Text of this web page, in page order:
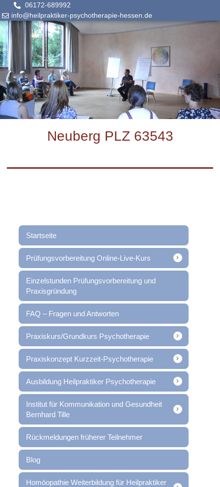
06172-689992
info@heilpraktiker-psychotherapie-hessen.de
Neuberg PLZ 63543
Startseite
Prüfungsvorbereitung Online-Live-Kurs
Einzelstunden Prüfungsvorbereitung und
Praxisgründung
FAQ – Fragen und Antworten
Praxiskurs/Grundkurs Psychotherapie
Praxiskonzept Kurzzeit-Psychotherapie
Ausbildung Heilpraktiker Psychotherapie
Institut für Kommunikation und Gesundheit
Bernhard Tille
Rückmeldungen früherer Teilnehmer
Blog
Homöopathie Weiterbildung für Heilpraktiker